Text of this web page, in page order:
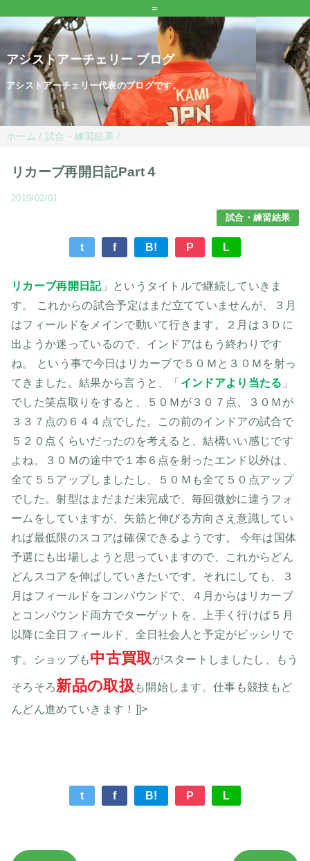
=
アシストアーチェリー ブログ
アシストアーチェリー代表のブログです。
ホーム / 試合・練習結果 /
リカーブ再開日記Part４
2019/02/01
試合・練習結果
t f B! P L
リカーブ再開日記」というタイトルで継続していきま
す。 これからの試合予定はまだ立てていませんが、３月
はフィールドをメインで動いて行きます。２月は３Ｄに
出ようか迷っているので、インドアはもう終わりです
ね。 という事で今日はリカーブで５０Ｍと３０Ｍを射っ
てきました。結果から言うと、「 インドアより当たる 」
でした笑点取りをすると、５０Ｍが３０７点、３０Ｍが
３３７点の６４４点でした。この前のインドアの試合で
５２０点くらいだったのを考えると、結構いい感じです
よね。３０Ｍの途中で１本６点を射ったエンド以外は、
全て５５アップしましたし、５０Ｍも全て５０点アップ
でした。射型はまだまだ未完成で、毎回微妙に違うフォ
ームをしていますが、矢筋と伸びる方向さえ意識してい
れば最低限のスコアは確保できるようです。 今年は国体
予選にも出場しようと思っていますので、これからどん
どんスコアを伸ばしていきたいです。それにしても、３
月はフィールドをコンパウンドで、４月からはリカーブ
とコンパウンド両方でターゲットを、上手く行けば５月
以降に全日フィールド、全日社会人と予定がビッシリで
す。ショップも中古買取がスタートしましたし、もう
そろそろ新品の取扱 も開始します。仕事も競技もど
んどん進めていきます！]]>
t f B! P L